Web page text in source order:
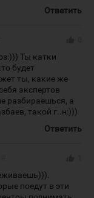
Ответить
Ты катки
будет
ты, какие же
экспертов
разбираешься, а
такой г..н:)))
Ответить
поедут в эти